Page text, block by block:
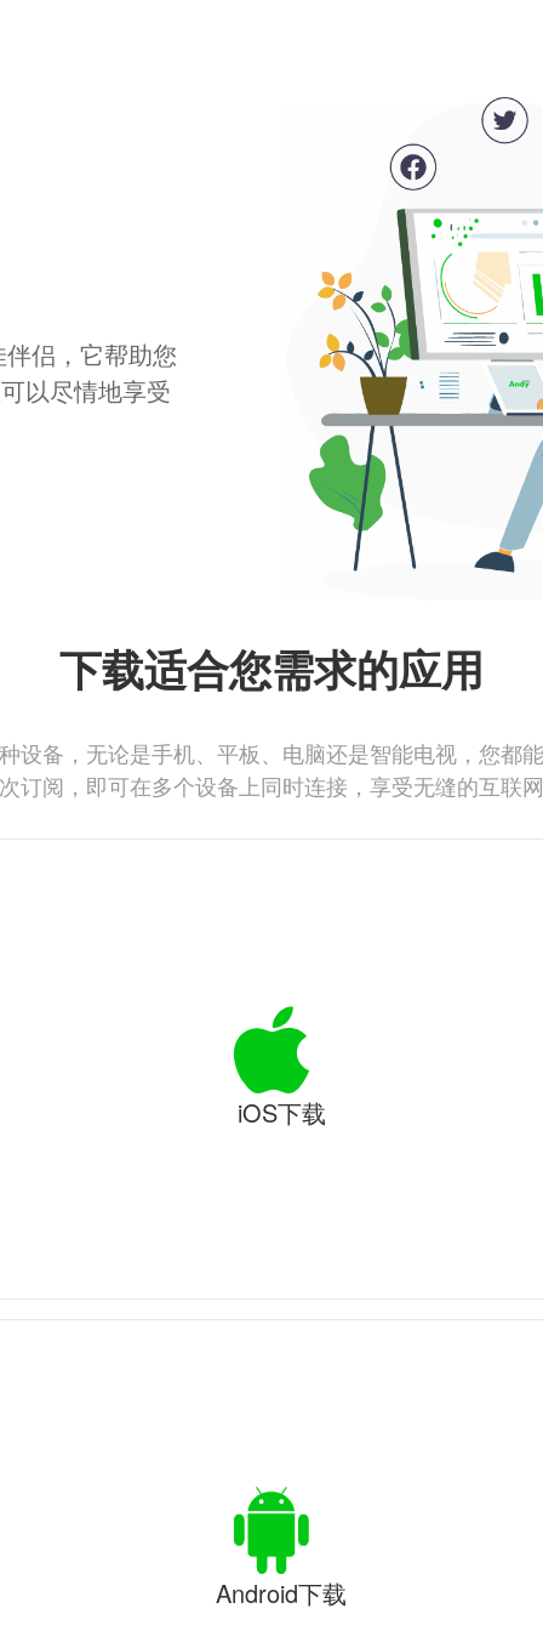
侣，它帮助您
以尽情地享受
下载适合您需求的应用
设备，无论是手机、平板、电脑还是智能电视，您都
订阅，即可在多个设备上同时连接，享受无缝的互联
iOS下载
Android下载